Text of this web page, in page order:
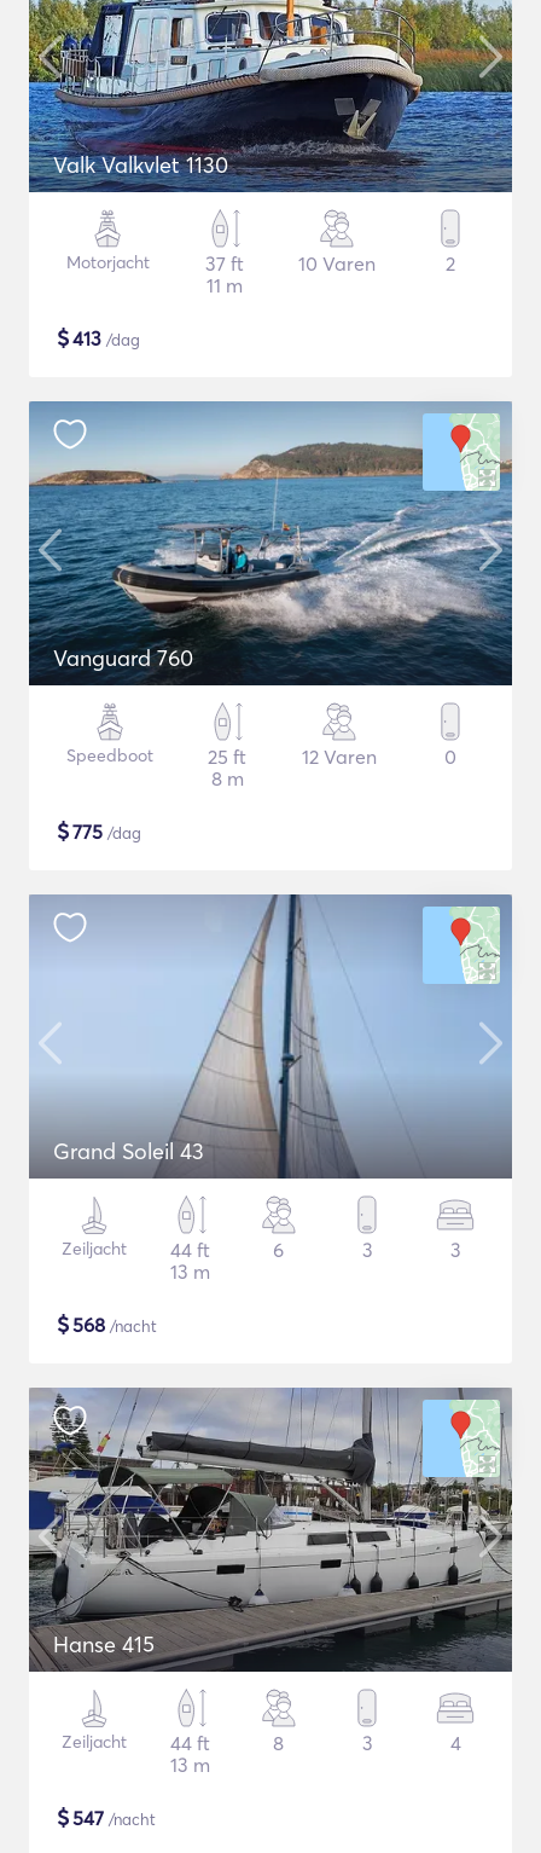
Valk Valkvlet 1130
Motorjacht
37 ft
11 m
10 Varen 2
$413 /dag
Vanguard 760
Speedboot
25 ft
8 m
12 Varen 0
$775 /dag
Grand Soleil 43
Zeiljacht
44 ft
13 m
6 3 3
$568 /nacht
Hanse 415
Zeiljacht
44 ft
13 m
8 3 4
$547 /nacht